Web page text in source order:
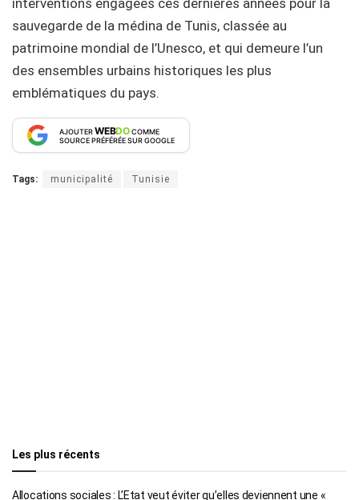
interventions engagées ces dernières années pour la
sauvegarde de la médina de Tunis, classée au
patrimoine mondial de l’Unesco, et qui demeure l’un
des ensembles urbains historiques les plus
emblématiques du pays.
AJOUTERWEBDOCOMME
SOURCE PRÉFÉRÉE SUR GOOGLE
Tags: municipalité Tunisie
Les plus récents
Allocations sociales : L’Etat veut éviter qu’elles deviennent une «